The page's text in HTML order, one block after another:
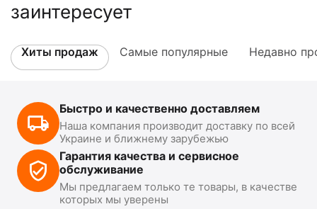
заинтересует
Хиты продаж Самые популярные Недавно
Быстро и качественно доставляем
Наша компания производит доставку по всей
Украине и ближнему зарубежью
Гарантия качества и сервисное
обслуживание
Мы предлагаем только те товары, в качестве
которых мы уверены